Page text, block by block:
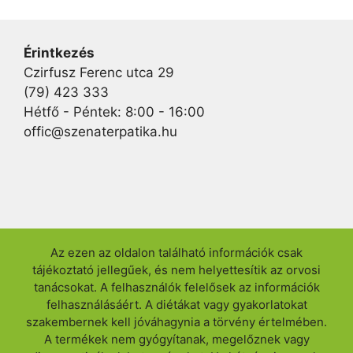
Érintkezés
Czirfusz Ferenc utca 29
(79) 423 333
Hétfő - Péntek: 8:00 - 16:00
offic@szenaterpatika.hu
Az ezen az oldalon található információk csak
tájékoztató jellegűek, és nem helyettesítik az orvosi
tanácsokat. A felhasználók felelősek az információk
felhasználásáért. A diétákat vagy gyakorlatokat
szakembernek kell jóváhagynia a törvény értelmében.
A termékek nem gyógyítanak, megelőznek vagy